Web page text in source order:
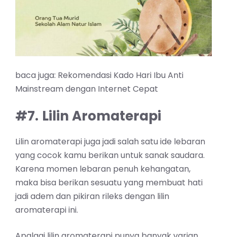
baca juga: Rekomendasi Kado Hari Ibu Anti
Mainstream dengan Internet Cepat
#7. Lilin Aromaterapi
Lilin aromaterapi juga jadi salah satu ide lebaran
yang cocok kamu berikan untuk sanak saudara.
Karena momen lebaran penuh kehangatan,
maka bisa berikan sesuatu yang membuat hati
jadi adem dan pikiran rileks dengan lilin
aromaterapi ini.